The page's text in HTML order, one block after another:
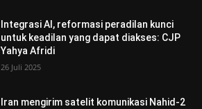
Integrasi AI, reformasi peradilan kunci
untuk keadilan yang dapat diakses: CJP
Yahya Afridi
26 Juli 2025
Iran mengirim satelit komunikasi Nahid-2